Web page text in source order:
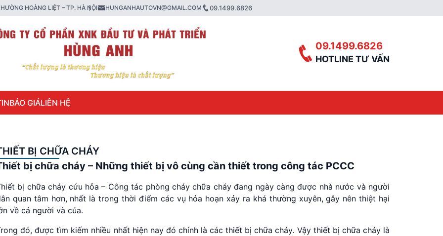
HOÀNG LIỆT – TP. HÀ NỘI HUNGANHAUTOVN@GMAIL.COM 09.1499.6826
09.1499.6826
HOTLINE TƯ VẤN
BÁO GIÁLIÊN HỆ
BỊ CHỮA CHÁY
bị chữa cháy – Những thiết bị vô cùng cần thiết trong công tác PCCC
bị chữa cháy cứu hỏa – Công tác phòng cháy chữa cháy đang ngày càng được nhà nước và người
quan tâm hơn, nhất là trong thời điểm các vụ hỏa hoạn xảy ra khá thường xuyên, gây nên thiệt hại
về cả người và của.
đó, được tìm kiếm nhiều nhất hiện nay đó chính là các thiết bị chữa cháy. Vậy thiết bị chữa cháy là